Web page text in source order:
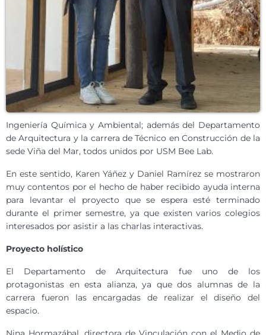
Ingeniería Química y Ambiental; además del Departamento
de Arquitectura y la carrera de Técnico en Construcción de la
sede Viña del Mar, todos unidos por USM Bee Lab.
En este sentido, Karen Yáñez y Daniel Ramírez se mostraron
muy contentos por el hecho de haber recibido ayuda interna
para levantar el proyecto que se espera esté terminado
durante el primer semestre, ya que existen varios colegios
interesados por asistir a las charlas interactivas.
Proyecto holístico
El Departamento de Arquitectura fue uno de los
protagonistas en esta alianza, ya que dos alumnas de la
carrera fueron las encargadas de realizar el diseño del
espacio.